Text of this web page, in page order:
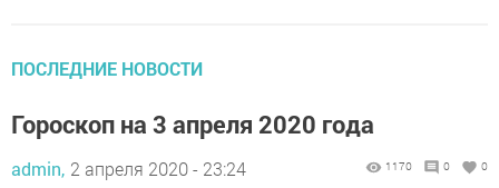
ПОСЛЕДНИЕ НОВОСТИ
Гороскоп на 3 апреля 2020 года
admin, 2 апреля 2020 - 23:24 1170 0 0